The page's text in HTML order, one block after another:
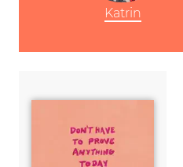
Katrin